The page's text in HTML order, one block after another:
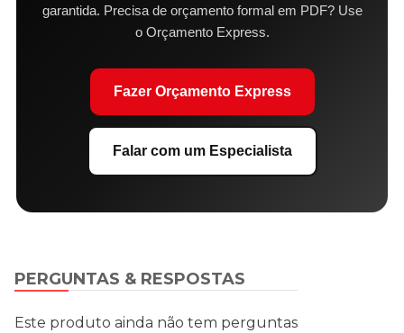
garantida. Precisa de orçamento formal em PDF? Use
o Orçamento Express.
Fazer Orçamento Express
Falar com um Especialista
PERGUNTAS & RESPOSTAS
Este produto ainda não tem perguntas